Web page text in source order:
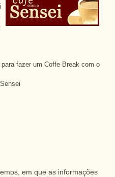
fazer um Coffe Break com o
em que as informações